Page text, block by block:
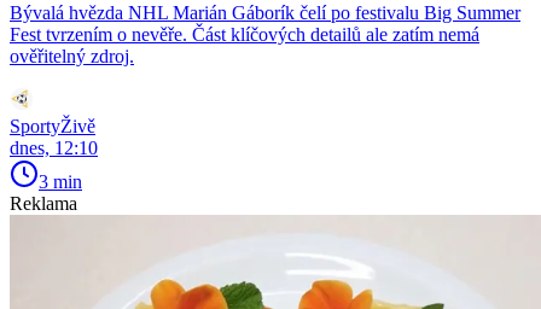
Bývalá hvězda NHL Marián Gáborík čelí po festivalu Big Summer
Fest tvrzením o nevěře. Část klíčových detailů ale zatím nemá
ověřitelný zdroj.
SportyŽivě
dnes, 12:10
3 min
Reklama